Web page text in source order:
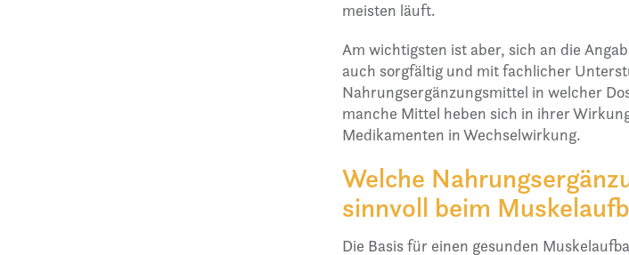
meisten läuft.
Am wichtigsten ist aber, sich an die
auch sorgfältig und mit fachlicher
Nahrungsergänzungsmittel in welcher
manche Mittel heben sich in ihrer
Medikamenten in Wechselwirkung.
Welche
sinnvoll beim
Die Basis für einen gesunden